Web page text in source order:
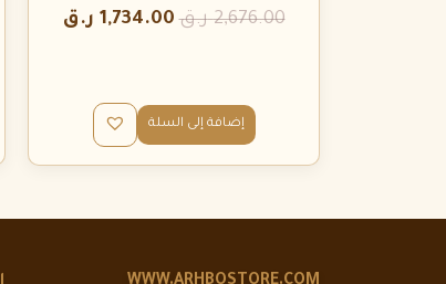
2,676.00 ر.ق 1,734.00 ر.ق
إضافة إلى السلة